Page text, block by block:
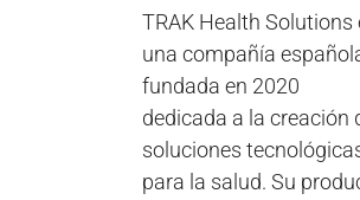
TRAK Health Solutions
una compañía
fundada en 2020
dedicada a la creación
soluciones
para la salud. Su